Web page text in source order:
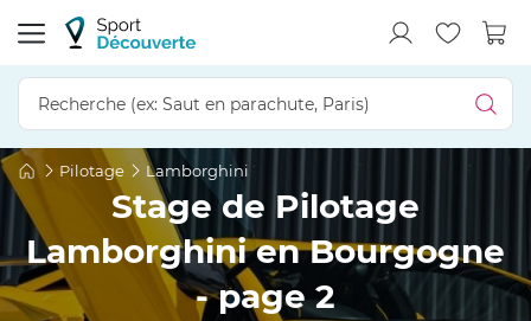
Pilotage Lamborghini
Stage de Pilotage
Lamborghini en Bourgogne
- page 2